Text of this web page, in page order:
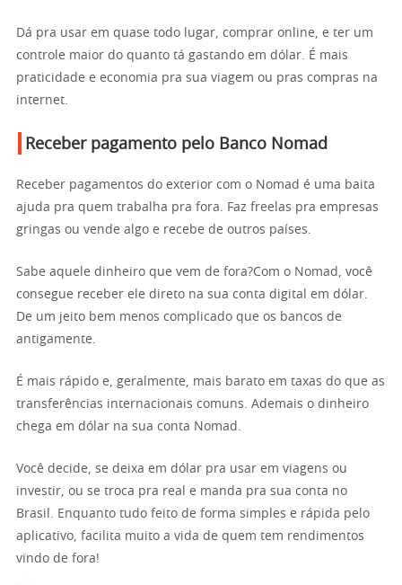
Dá pra usar em quase todo lugar, comprar online, e ter um
controle maior do quanto tá gastando em dólar. É mais
praticidade e economia pra sua viagem ou pras compras na
internet.
Receber pagamento pelo Banco Nomad
Receber pagamentos do exterior com o Nomad é uma baita
ajuda pra quem trabalha pra fora. Faz freelas pra empresas
gringas ou vende algo e recebe de outros países.
Sabe aquele dinheiro que vem de fora?Com o Nomad, você
consegue receber ele direto na sua conta digital em dólar.
De um jeito bem menos complicado que os bancos de
antigamente.
É mais rápido e, geralmente, mais barato em taxas do que as
transferências internacionais comuns. Ademais o dinheiro
chega em dólar na sua conta Nomad.
Você decide, se deixa em dólar pra usar em viagens ou
investir, ou se troca pra real e manda pra sua conta no
Brasil. Enquanto tudo feito de forma simples e rápida pelo
aplicativo, facilita muito a vida de quem tem rendimentos
vindo de fora!